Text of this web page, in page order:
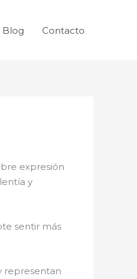
Blog Contacto
expresión
y
sentir más
representan